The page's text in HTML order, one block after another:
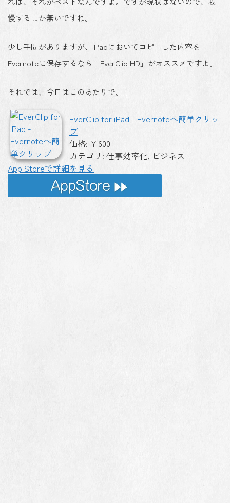
慢するしか無いですね。
少し手間がありますが、iPadにおいてコピーした内容を
Evernoteに保存するなら「EverClip HD」がオススメですよ。
それでは、今日はこのあたりで。
EverClip for iPad - Evernoteへ簡単クリッ
プ
価格: ￥600
カテゴリ: 仕事効率化, ビジネス
App Storeで詳細を見る